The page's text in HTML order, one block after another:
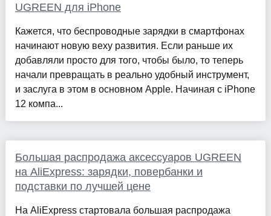
UGREEN для iPhone
Кажется, что беспроводные зарядки в смартфонах
начинают новую веху развития. Если раньше их
добавляли просто для того, чтобы было, то теперь
начали превращать в реально удобный инструмент,
и заслуга в этом в основном Apple. Начиная с iPhone
12 компа...
Большая распродажа аксессуаров UGREEN
на AliExpress: зарядки, повербанки и
подставки по лучшей цене
На AliExpress стартовала большая распродажа